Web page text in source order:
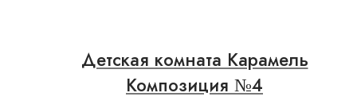
Детская комната Карамель
Композиция №4